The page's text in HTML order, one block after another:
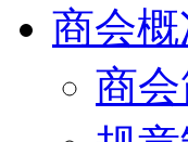
商会
商